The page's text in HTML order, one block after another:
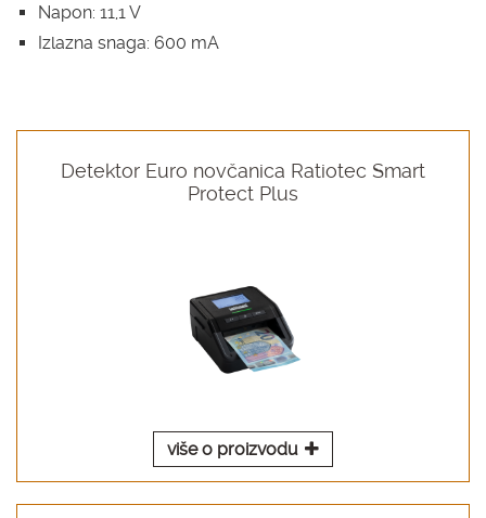
Napon: 11,1 V
Izlazna snaga: 600 mA
Detektor Euro novčanica Ratiotec Smart
Protect Plus
više o proizvodu